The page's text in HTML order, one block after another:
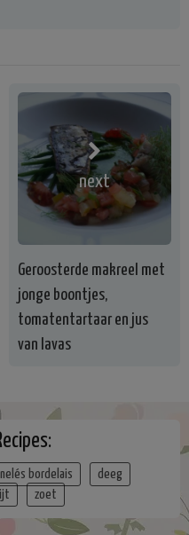
next
Geroosterde makreel met
jonge boontjes,
tomatentartaar en jus
van lavas
bordelais
deeg
zoet